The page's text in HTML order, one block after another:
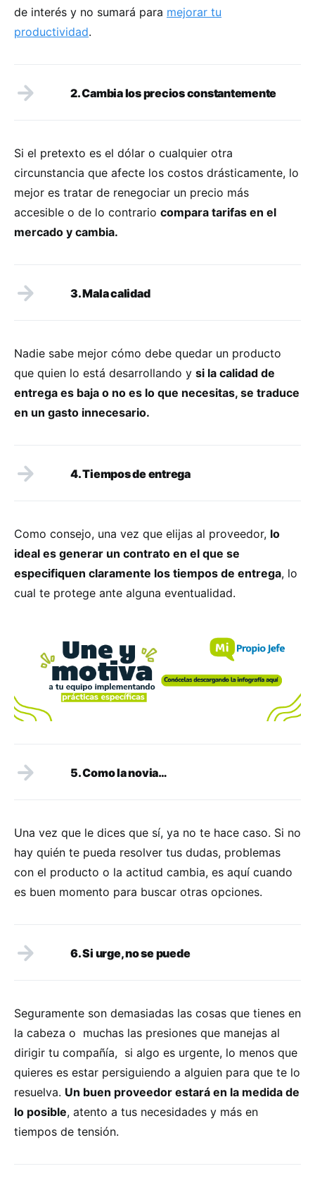
de interés y no sumará para mejorar tu
productividad.
2. Cambia los precios constantemente
Si el pretexto es el dólar o cualquier otra
circunstancia que afecte los costos drásticamente, lo
mejor es tratar de renegociar un precio más
accesible o de lo contrario compara tarifas en el
mercado y cambia.
3. Mala calidad
Nadie sabe mejor cómo debe quedar un producto
que quien lo está desarrollando y si la calidad de
entrega es baja o no es lo que necesitas, se traduce
en un gasto innecesario.
4. Tiempos de entrega
Como consejo, una vez que elijas al proveedor, lo
ideal es generar un contrato en el que se
especifiquen claramente los tiempos de entrega, lo
cual te protege ante alguna eventualidad.
5. Como la novia…
Una vez que le dices que sí, ya no te hace caso. Si no
hay quién te pueda resolver tus dudas, problemas
con el producto o la actitud cambia, es aquí cuando
es buen momento para buscar otras opciones.
6. Si urge, no se puede
Seguramente son demasiadas las cosas que tienes en
la cabeza o muchas las presiones que manejas al
dirigir tu compañía, si algo es urgente, lo menos que
quieres es estar persiguiendo a alguien para que te lo
resuelva. Un buen proveedor estará en la medida de
lo posible, atento a tus necesidades y más en
tiempos de tensión.